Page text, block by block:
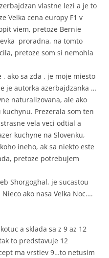
vlastne lezi a je to
Velka cena europy F1 v
viem, pretoze Bernie
proradna, na tomto
pretoze som si nemohla
ako sa zda , je moje miesto
je autorka azerbajdzanka …
naturalizovana, ale ako
Prezerala som ten
vela veci odtial a
kuchyne na Slovenku,
ineho, ak sa niekto este
pretoze potrebujem
Shorgoghal, je sucastou
ako nasa Velka Noc….
a sklada sa z 9 az 12
to predstavuje 12
ma vrstiev 9…to netusim